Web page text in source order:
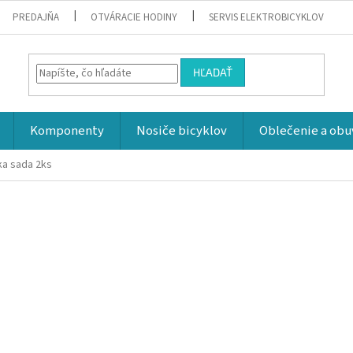
PREDAJŇA OTVÁRACIE HODINY SERVIS ELEKTROBICYKLOV
HĽADAŤ
Komponenty Nosiče bicyklov Oblečenie a
sada 2ks